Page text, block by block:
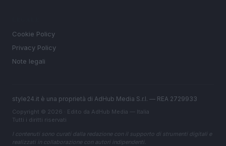
Cookie Policy
Privacy Policy
Note legali
style24.it è una proprietà di AdHub Media S.r.l. — REA 2729933
Copyright © 2026 · Edito da AdHub Media — Italia
Tutti i diritti riservati
I contenuti sono curati dalla redazione con il supporto di strumenti digitali e
realizzati in collaborazione con autori indipendenti.